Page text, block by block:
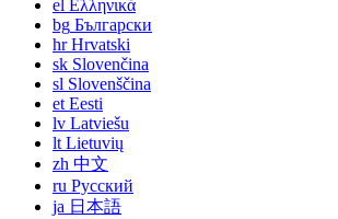
el Ελληνικά
bg Български
hrHrvatski
sk Slovenčina
sl Slovenščina
et Eesti
lv Latviešu
lt Lietuvių
zh 中文
ru Русский
ja 日本語